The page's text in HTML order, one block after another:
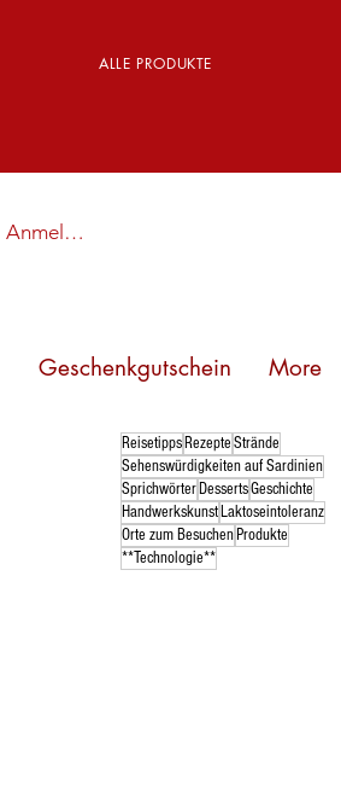
ALLE PRODUKTE
Anmelden
Geschenkgutschein More
ReisetippsRezepteStrände
Sehenswürdigkeiten auf Sardinien
Sprichwörter DessertsGeschichte
Handwerkskunst Laktoseintoleranz
Orte zum Besuchen Produkte
**Technologie**